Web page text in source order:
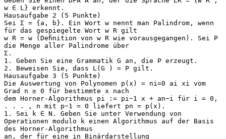
w ∈ L} erkennt.
Hausaufgabe 2 (5 Punkte)
Sei Σ = {a, b}. Ein Wort w nennt man Palindrom, wenn
für das gespiegelte Wort w R gilt
w R = w (Deﬁnition von w R wie vorausgegangen). Sei P
die Menge aller Palindrome über
Σ.
1. Geben Sie eine Grammatik G an, die P erzeugt.
2. Beweisen Sie, dass L(G ) = P gilt.
Hausaufgabe 3 (5 Punkte)
Die Auswertung von Polynomen p(x) = ni=0 ai xi vom
Grad n ≥ 0 für bestimmte x nach
dem Horner-Algorithmus pi := pi−1 x + an−i für i = 0,
. . . , n mit p−1 = 0 liefert pn = p(x).
1. Sei k ∈ N. Geben Sie unter Verwendung von
Operationen modulo k einen Algorithmus auf der Basis
des Horner-Algorithmus
an, der für eine in Binärdarstellung